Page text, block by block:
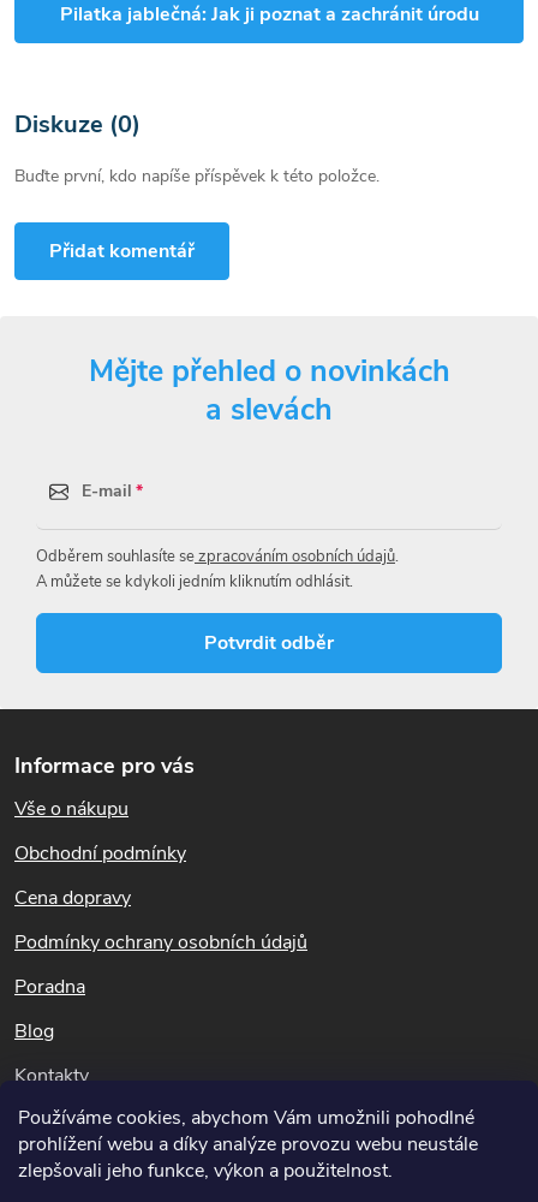
Používáme cookies, abychom Vám umožnili pohodlné
prohlížení webu a díky analýze provozu webu neustále
zlepšovali jeho funkce, výkon a použitelnost.
Pilatka jablečná: Jak ji poznat a zachránit úrodu
Diskuze (0)
Buďte první, kdo napíše příspěvek k této položce.
Přidat komentář
Mějte přehled o novinkách
a slevách
E-mail
Odběrem souhlasíte sezpracováním osobních údajů.
A můžete se kdykoli jedním kliknutím odhlásit.
Potvrdit odběr
Informace pro vás
Vše o nákupu
Obchodní podmínky
Cena dopravy
Podmínky ochrany osobních údajů
Poradna
Blog
Kontakty
Dotazy k objednávkám
info@potapnicek.cz